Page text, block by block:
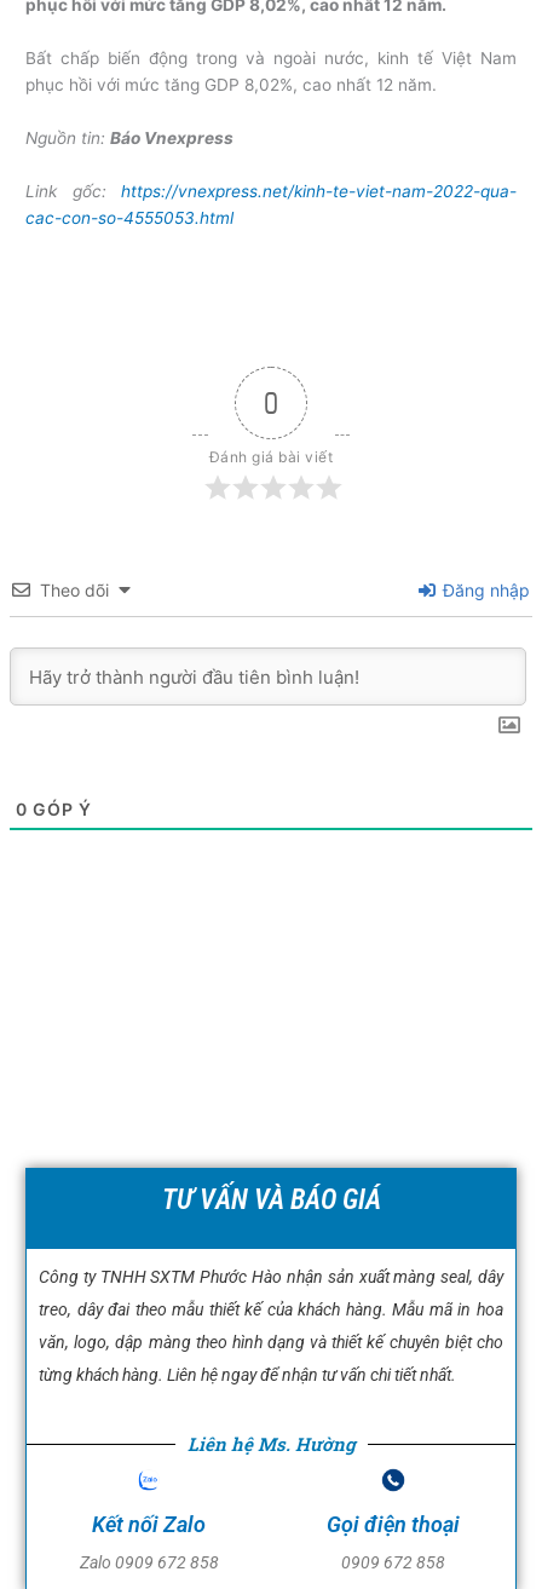
phục hồi với mức tăng GDP 8,02%, cao nhất 12 năm.
Bất chấp biến động trong và ngoài nước, kinh tế Việt Nam
phục hồi với mức tăng GDP 8,02%, cao nhất 12 năm.
Nguồn tin:Báo Vnexpress
Link gốc: https://vnexpress.net/kinh-te-viet-nam-2022-qua-
cac-con-so-4555053.html
0
Đánh giá bài viết
Theo dõi Đăng nhập
0 GÓP Ý
TƯ VẤN VÀ BÁO GIÁ
Công ty TNHH SXTM Phước Hào nhận sản xuất màng seal, dây
treo, dây đai theo mẫu thiết kế của khách hàng. Mẫu mã in hoa
văn, logo, dập màng theo hình dạng và thiết kế chuyên biệt cho
từng khách hàng. Liên hệ ngay để nhận tư vấn chi tiết nhất.
Liên hệ Ms. Hường
Kết nối Zalo
Zalo 0909 672 858
Gọi điện thoại
0909 672 858